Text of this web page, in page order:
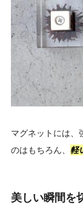
マグネットには、
のはもちろん、 軽
美しい瞬間を